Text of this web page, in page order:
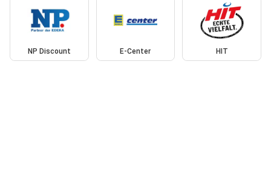
NP Discount E-Center HIT